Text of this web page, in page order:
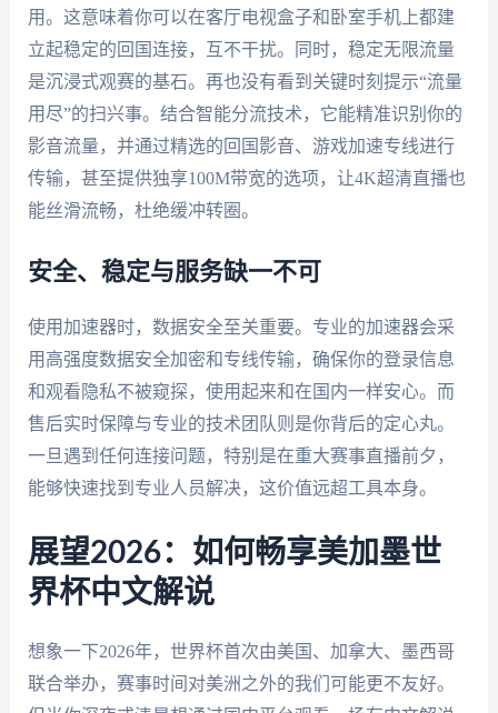
用。这意味着你可以在客厅电视盒子和卧室手机上都建
立起稳定的回国连接，互不干扰。同时，稳定无限流量
是沉浸式观赛的基石。再也没有看到关键时刻提示“流量
用尽”的扫兴事。结合智能分流技术，它能精准识别你的
影音流量，并通过精选的回国影音、游戏加速专线进行
传输，甚至提供独享100M带宽的选项，让4K超清直播也
能丝滑流畅，杜绝缓冲转圈。
安全、稳定与服务缺一不可
使用加速器时，数据安全至关重要。专业的加速器会采
用高强度数据安全加密和专线传输，确保你的登录信息
和观看隐私不被窥探，使用起来和在国内一样安心。而
售后实时保障与专业的技术团队则是你背后的定心丸。
一旦遇到任何连接问题，特别是在重大赛事直播前夕，
能够快速找到专业人员解决，这价值远超工具本身。
展望2026：如何畅享美加墨世
界杯中文解说
想象一下2026年，世界杯首次由美国、加拿大、墨西哥
联合举办，赛事时间对美洲之外的我们可能更不友好。